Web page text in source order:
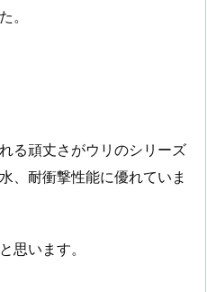
。
る頑丈さがウリのシリーズ
、耐衝撃性能に優れていま
思います。